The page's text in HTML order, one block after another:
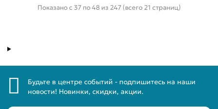
Показано с 37 по 48 из 247 (всего 21 страниц)
Будьте в центре событий - подпишитесь на наши
новости! Новинки, скидки, акции.